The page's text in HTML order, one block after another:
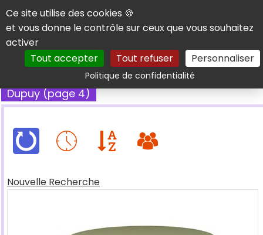
Panneau de gestion des cookies
Ce site utilise des cookies 🍪
et vous donne le contrôle sur ceux que vous souhaitez
activer
Tout accepter
Tout refuser Personnaliser
Politique de confidentialitéRechercher
Dupuy (page 4)
Nouvelle Recherche